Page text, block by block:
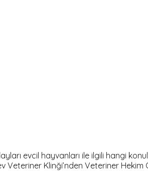
evcil hayvanları ile ilgili hangi
Veteriner Klinği’nden Veteriner Hekim